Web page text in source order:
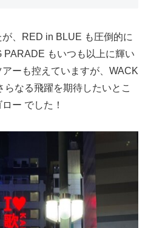
、RED in BLUE も圧倒的に
PARADE もいつも以上に輝い
ーも控えていますが、WACK
なる飛躍を期待したいとこ
ー でした！